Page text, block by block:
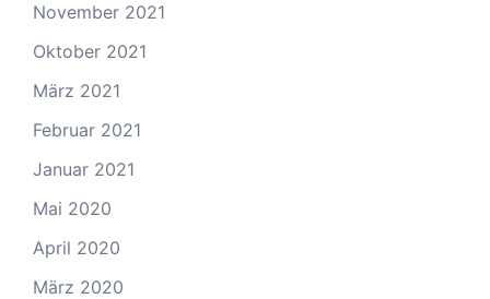
November 2021
Oktober 2021
März 2021
Februar 2021
Januar 2021
Mai 2020
April 2020
März 2020